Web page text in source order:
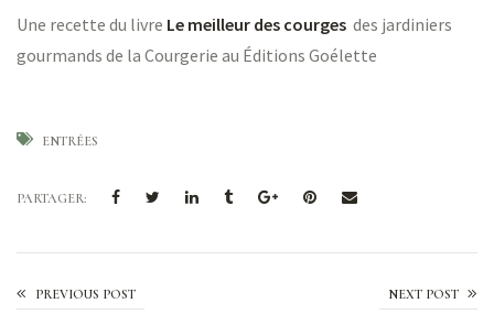
Une recette du livre Le meilleur des courges des jardiniers
gourmands de la Courgerie au Éditions Goélette
ENTRÉES
PARTAGER:
PREVIOUS POST NEXT POST
Crème de courge parfumée à l’orange